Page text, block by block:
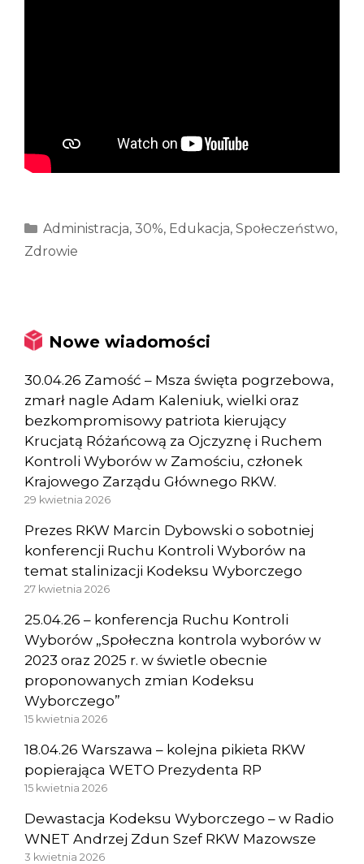
Kategorie
Administracja, 30%, Edukacja, Społeczeństwo,
Zdrowie
Nowe wiadomości
30.04.26 Zamość – Msza święta pogrzebowa,
zmarł nagle Adam Kaleniuk, wielki oraz
bezkompromisowy patriota kierujący
Krucjatą Różańcową za Ojczyznę i Ruchem
Kontroli Wyborów w Zamościu, członek
Krajowego Zarządu Głównego RKW.
29 kwietnia 2026
Prezes RKW Marcin Dybowski o sobotniej
konferencji Ruchu Kontroli Wyborów na
temat stalinizacji Kodeksu Wyborczego
27 kwietnia 2026
25.04.26 – konferencja Ruchu Kontroli
Wyborów „Społeczna kontrola wyborów w
2023 oraz 2025 r. w świetle obecnie
proponowanych zmian Kodeksu
Wyborczego”
15 kwietnia 2026
18.04.26 Warszawa – kolejna pikieta RKW
popierająca WETO Prezydenta RP
15 kwietnia 2026
Dewastacja Kodeksu Wyborczego – w Radio
WNET Andrzej Zdun Szef RKW Mazowsze
3 kwietnia 2026